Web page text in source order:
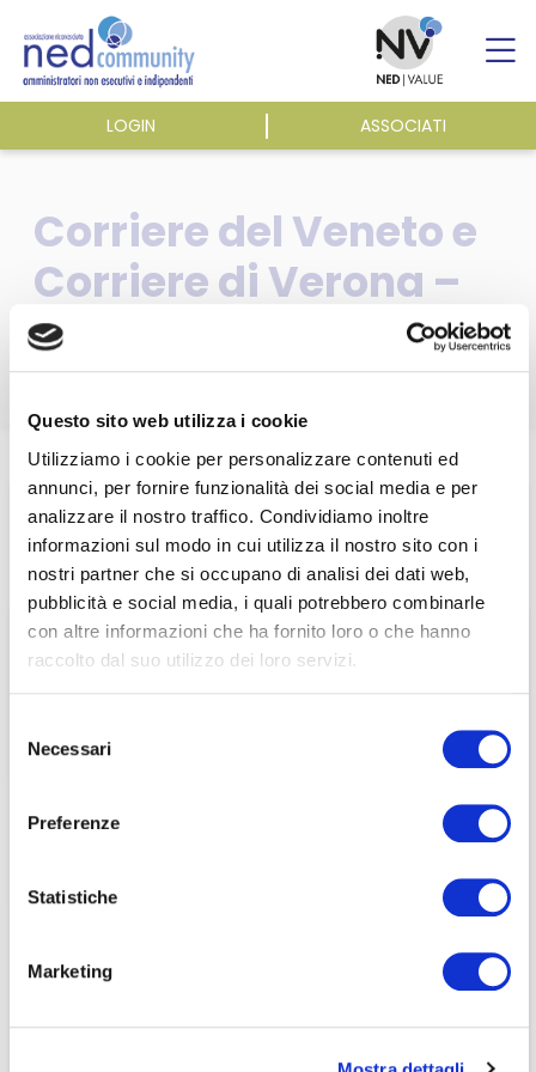
Questo sito web utilizza i cookie
Utilizziamo i cookie per personalizzare contenuti ed
annunci, per fornire funzionalità dei social media e per
analizzare il nostro traffico. Condividiamo inoltre
informazioni sul modo in cui utilizza il nostro sito con i
nostri partner che si occupano di analisi dei dati web,
pubblicità e social media, i quali potrebbero combinarle
con altre informazioni che ha fornito loro o che hanno
raccolto dal suo utilizzo dei loro servizi.
delNecessari
Preferenze
Statistiche
Marketing
content
LOGIN ASSOCIATI
ASSOCIAZIONE
ATTIVITÀ
EVENTI E NEWS
PUBBLICAZIONI
ACCEDI A NEDCOMMUNITY
Password dimenticata?
fare cliccando qui.
Corriere del Veneto e
Corriere di Verona –
25/05/2022
Home/Pubblicazioni/Dicono di noi/
Corriere del Veneto e Corriere di Verona – 25/05/2022
Questa sezione è riservata agli
associati
per visualizzare il contenuto è necessario
effettuare il login inserendo email e password qui
di seguito: